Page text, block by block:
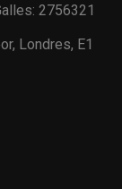
2756321
Londres, E1